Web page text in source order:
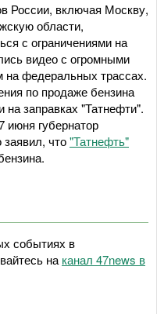
России, включая Москву,
области,
с ограничениями на
видео с огромными
федеральных трассах.
по продаже бензина
на заправках "Татнефти".
июня губернатор
что"Татнефть"
событиях в
на канал 47news в